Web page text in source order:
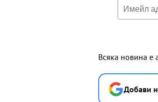
Всяка новина е
Добави